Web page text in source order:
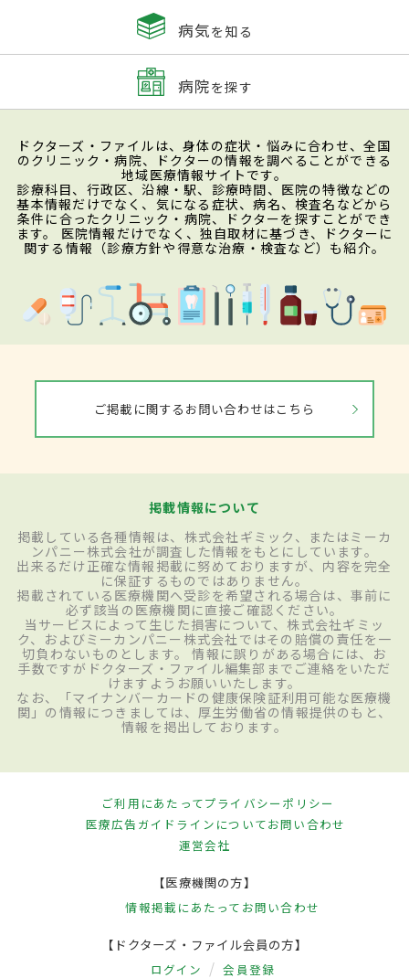
病気を知る
病院を探す
ドクターズ・ファイルは、身体の症状・悩みに合わせ、全国
のクリニック・病院、ドクターの情報を調べることができる
地域医療情報サイトです。
診療科目、行政区、沿線・駅、診療時間、医院の特徴などの
基本情報だけでなく、気になる症状、病名、検査名などから
条件に合ったクリニック・病院、ドクターを探すことができ
ます。 医院情報だけでなく、独自取材に基づき、ドクターに
関する情報（診療方針や得意な治療・検査など）も紹介。
ご掲載に関するお問い合わせはこちら
掲載情報について
掲載している各種情報は、株式会社ギミック、またはミーカ
ンパニー株式会社が調査した情報をもとにしています。
出来るだけ正確な情報掲載に努めておりますが、内容を完全
に保証するものではありません。
掲載されている医療機関へ受診を希望される場合は、事前に
必ず該当の医療機関に直接ご確認ください。
当サービスによって生じた損害について、株式会社ギミッ
ク、およびミーカンパニー株式会社ではその賠償の責任を一
切負わないものとします。 情報に誤りがある場合には、お
手数ですがドクターズ・ファイル編集部までご連絡をいただ
けますようお願いいたします。
なお、「マイナンバーカードの健康保険証利用可能な医療機
関」の情報につきましては、厚生労働省の情報提供のもと、
情報を掲出しております。
ご利用にあたってプライバシーポリシー
医療広告ガイドラインについてお問い合わせ
運営会社
【医療機関の方】
情報掲載にあたって お問い合わせ
【ドクターズ・ファイル会員の方】
ログイン 会員登録